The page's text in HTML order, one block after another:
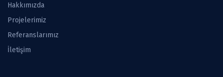
Hakkımızda
Projelerimiz
Referanslarımız
İletişim